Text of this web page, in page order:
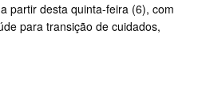
partir desta quinta-feira (6), com
para transição de cuidados,